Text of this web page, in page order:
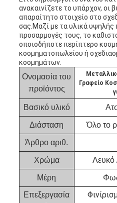
ανακαινίζετε το υπάρχον, οι
απαραίτητο στοιχείο στο
σας.Μαζί με τα υλικά υψηλής
προσαρμογές τους, το
οποιοδήποτε περίπτερο
κοσμηματοπωλείου ή
κοσμημάτων.
Ονομασία του
προϊόντος
Γραφείο
Βασικό υλικό
Διάσταση Όλο το
Άρθρο αριθ.
Χρώμα Λευκό
Μέρη
Επεξεργασία